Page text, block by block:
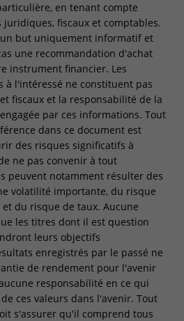
en tenant compte
juridiques, fiscaux et comptables.
but uniquement informatif et
une recommandation d'achat
instrument financier. Les
à l'intéressé ne constituent pas
fiscaux et la responsabilité de la
par ces informations. Tout
dans ce document est
des risques significatifs à
ne pas convenir à tout
peuvent notamment résulter des
volatilité importante, du risque
du risque de taux. Aucune
les titres dont il est question
leurs objectifs
enregistrés par le passé ne
de rendement pour l'avenir
responsabilité en ce qui
ces valeurs dans l'avenir. Tout
s'assurer qu'il comprend tous